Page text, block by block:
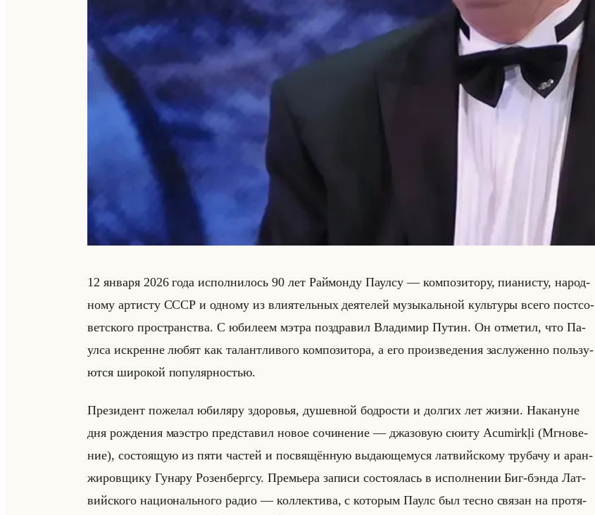
12 ян­ва­ря 2026 года ис­пол­ни­лось 90 лет Раймон­ду Па­ул­су — ком­по­зи­то­ру, пи­ани­сту, на­род­
но­му ар­ти­сту СССР и од­но­му из вли­ятельных де­яте­лей му­зы­кальной культу­ры всего пост­со­
вет­ско­го про­стран­ства. С юби­ле­ем мэтра по­здра­вил Вла­ди­мир Путин. Он от­ме­тил, что Па­
ул­са ис­кренне любят как та­лант­ли­во­го ком­по­зи­то­ра, а его про­из­ве­де­ния за­слу­жен­но пользу­
ют­ся ши­ро­кой по­пу­ляр­но­стью.
Пре­зи­дент по­же­лал юби­ля­ру здо­ро­вья, ду­шев­ной бод­ро­сти и дол­гих лет жизни. На­ка­нуне
дня рож­де­ния ма­эст­ро пред­ста­вил новое со­чи­не­ние — джа­зо­вую сюиту Acumirkļi (Мгно­ве­
ние), со­сто­ящую из пяти ча­стей и по­свя­щён­ную вы­да­юще­му­ся лат­вийско­му тру­ба­чу и аран­
жи­ров­щи­ку Гу­на­ру Ро­зен­берг­су. Пре­мье­ра за­пи­си со­сто­ялась в ис­пол­не­нии Биг-бэнда Лат­
вийско­го на­ци­онально­го радио — кол­лек­ти­ва, с ко­то­рым Паулс был тесно свя­зан на про­тя­